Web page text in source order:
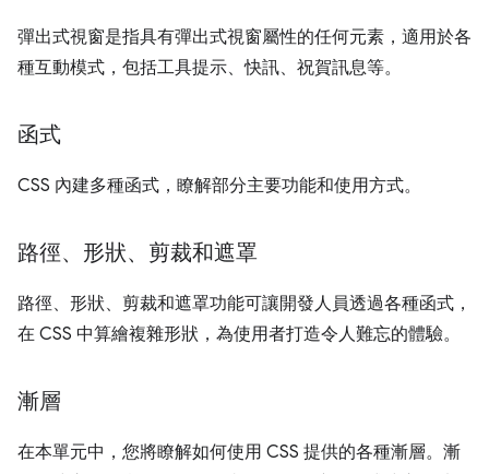
彈出式視窗是指具有彈出式視窗屬性的任何元素，適用於各
種互動模式，包括工具提示、快訊、祝賀訊息等。
函式
CSS 內建多種函式，瞭解部分主要功能和使用方式。
路徑、形狀、剪裁和遮罩
路徑、形狀、剪裁和遮罩功能可讓開發人員透過各種函式，
在 CSS 中算繪複雜形狀，為使用者打造令人難忘的體驗。
漸層
在本單元中，您將瞭解如何使用 CSS 提供的各種漸層。漸